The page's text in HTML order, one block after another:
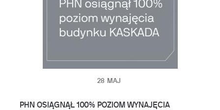
28 MAJ
PHN OSIĄGNĄŁ 100% POZIOM WYNAJĘCIA